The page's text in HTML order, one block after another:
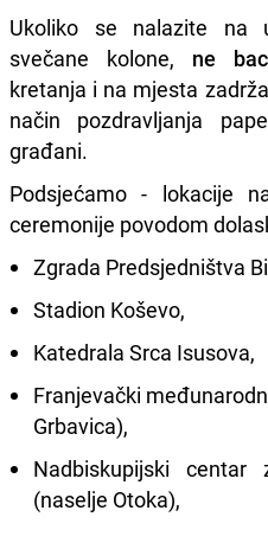
Ukoliko se nalazite na
svečane kolone, ne
kretanja i na mjesta
način pozdravljanja
građani.
Podsjećamo - lokacije
ceremonije povodom
Zgrada Predsjedništva
Stadion Koševo,
Katedrala Srca Isusova,
Franjevački
Grbavica),
Nadbiskupijski
(naselje Otoka),